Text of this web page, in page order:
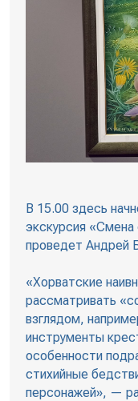
В 15.00 здесь
экскурсия
проведет Андрей
«Хорватские
рассматривать
взглядом,
инструменты
особенности
стихийные
персонажей», —